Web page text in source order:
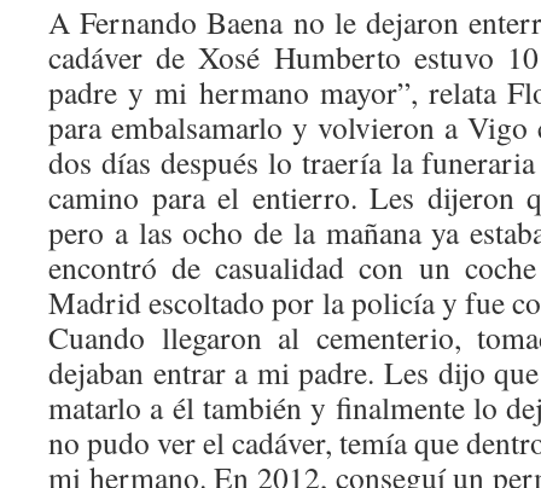
A Fernando Baena no le dejaron
cadáver de Xosé Humberto estuvo
padre y mi hermano mayor”, relata
para embalsamarlo y volvieron a Vigo
dos días después lo traería la
camino para el entierro. Les dijeron
pero a las ocho de la mañana ya
encontró de casualidad con un
Madrid escoltado por la policía y fue
Cuando llegaron al cementerio,
dejaban entrar a mi padre. Les dijo
matarlo a él también y finalmente lo
no pudo ver el cadáver, temía que
mi hermano. En 2012, conseguí un